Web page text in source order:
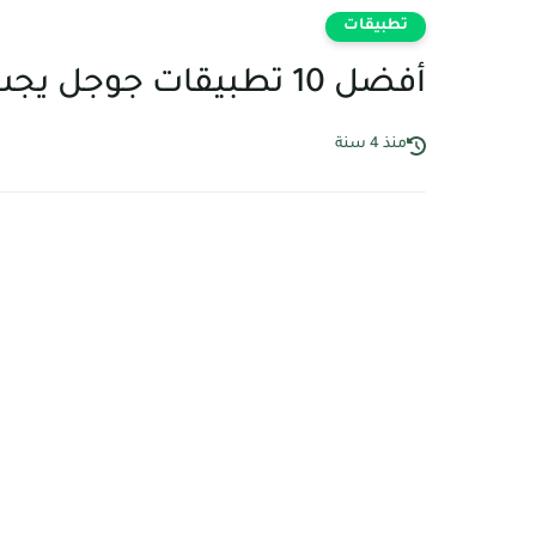
تطبيقات
أفضل 10 تطبيقات جوجل يجب عليك تجربتها
منذ 4 سنة